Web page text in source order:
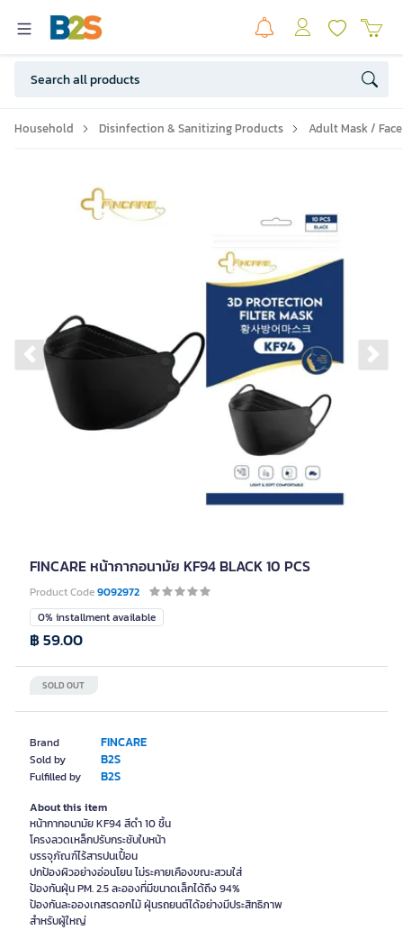
Household Disinfection & Sanitizing Products Adult Mask /
Previous slide
FINCARE หน้ากากอนามัย KF94 BLACK 10 PCS
Product Code9092972
Brand FINCARE
Sold by B2S
Fulfilled by B2S
0% installment available
SOLD OUT
฿ 59.00
About this item
หน้ากากอนามัย KF94 สีดำ 10 ชิ้น
โครงลวดเหล็กปรับกระชับใบหน้า
บรรจุภัณฑ์ไร้สารปนเปื้อน
ปกป้องผิวอย่างอ่อนโยน ไม่ระคายเคืองขณะสวมใส่
ป้องกันฝุ่น PM. 2.5 ละอองที่มีขนาดเล็กได้ถึง 94%
ป้องกันละอองเกสรดอกไม้ ฝุ่นรถยนต์ได้อย่างมีประสิทธิภาพ
สำหรับผู้ใหญ่